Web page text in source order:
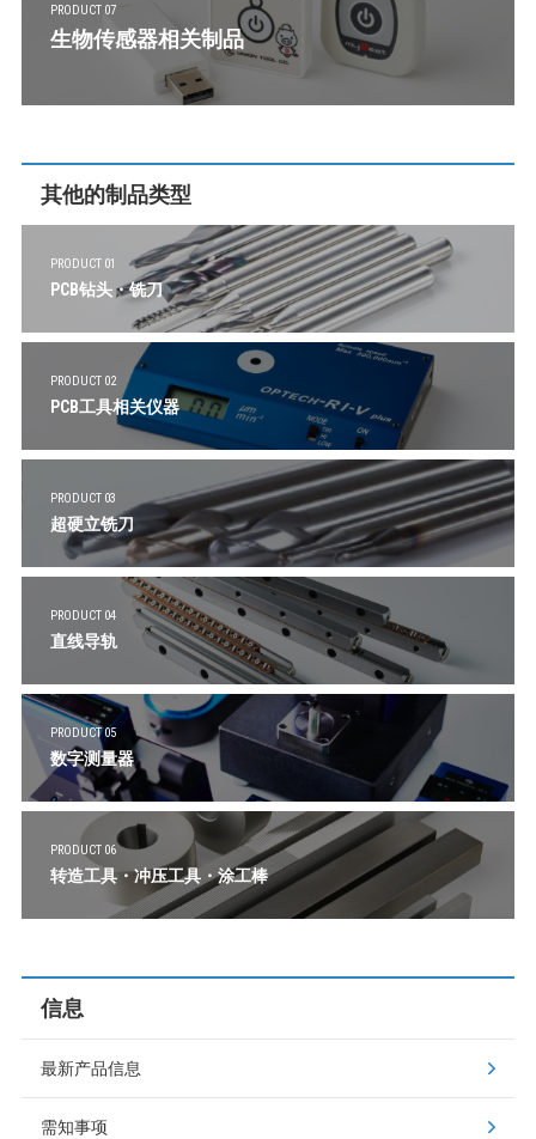
PRODUCT 07
生物传感器相关制品
其他的制品类型
PRODUCT 01
PCB钻头・铣刀
PRODUCT 02
PCB工具相关仪器
PRODUCT 03
超硬立铣刀
PRODUCT 04
直线导轨
PRODUCT 05
数字测量器
PRODUCT 06
转造工具・冲压工具・涂工棒
信息
最新产品信息
需知事项